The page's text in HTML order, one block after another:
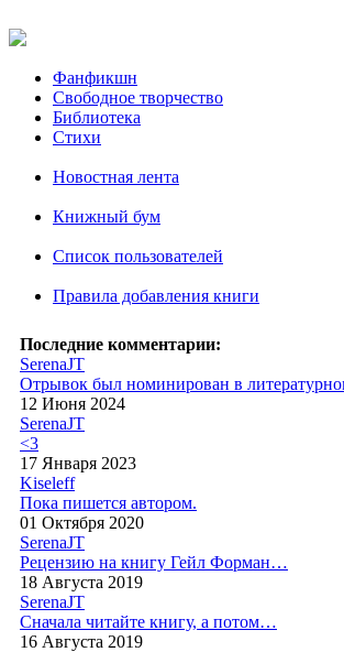
Фанфикшн
Свободное творчество
Библиотека
Стихи
Новостная лента
Книжный бум
Список пользователей
Правила добавления книги
Последние комментарии:
SerenaJT
Отрывок был номинирован в
12 Июня 2024
SerenaJT
<3
17 Января 2023
Kiseleff
Пока пишется автором.
01 Октября 2020
SerenaJT
Рецензию на книгу Гейл Форман…
18 Августа 2019
SerenaJT
Сначала читайте книгу, а потом…
16 Августа 2019